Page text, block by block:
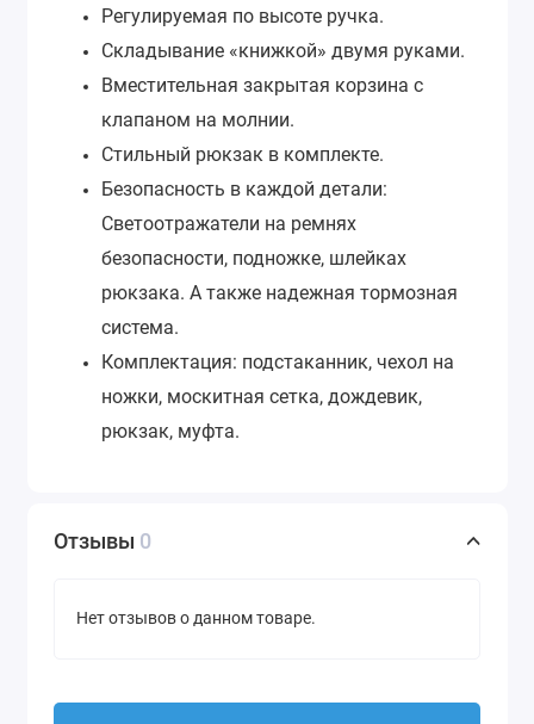
Регулируемая по высоте ручка.
Складывание «книжкой» двумя руками.
Вместительная закрытая корзина с
клапаном на молнии.
Стильный рюкзак в комплекте.
Безопасность в каждой детали:
Светоотражатели на ремнях
безопасности, подножке, шлейках
рюкзака. А также надежная тормозная
система.
Комплектация: подстаканник, чехол на
ножки, москитная сетка, дождевик,
рюкзак, муфта.
Отзывы 0
Нет отзывов о данном товаре.